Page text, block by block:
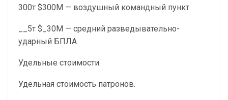
300т $300М — воздушный командный пункт
__5т $_30М — средний разведывательно-
ударный БПЛА
Удельные стоимости.
Удельная стоимость патронов.